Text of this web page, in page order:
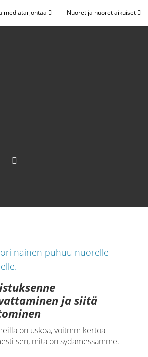
mediatarjontaa Nuoret ja nuoret aikuiset
ja siitä
on uskoa, voitmm kertoa
sen, mitä on sydämessämme.